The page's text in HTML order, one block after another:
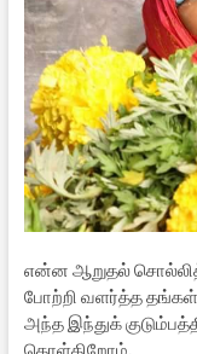
என்ன ஆறுதல் சொல்லித்
போற்றி வளர்த்த தங்கள்
அந்த இந்துக்
கொள்கிறோம்.